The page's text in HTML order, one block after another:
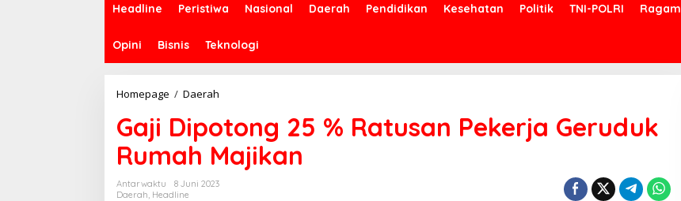
Headline Peristiwa Nasional Daerah Pendidikan Kesehatan Politik TNI-POLRI Ragam
Opini Bisnis Teknologi
Homepage / Daerah
25
%
Ratusan
Pekerja
Geruduk
Gaji Dipotong 25 % Ratusan Pekerja Geruduk
Rumah Majikan
Antarwaktu
8 Juni 2023
Daerah, Headline